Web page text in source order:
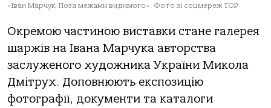
«Іван Марчук. Поза межами видимого». Фото зі соцмереж ТОР
Окремою частиною виставки стане галерея
шаржів на Івана Марчука авторства
заслуженого художника України Микола
Дмітрух. Доповнюють експозицію
фотографії, документи та каталоги